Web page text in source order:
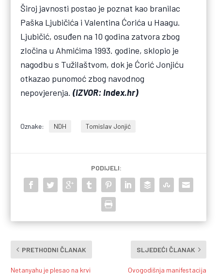
Široj javnosti postao je poznat kao branilac
Paška Ljubičića i Valentina Ćorića u Haagu.
Ljubičić, osuđen na 10 godina zatvora zbog
zločina u Ahmićima 1993. godine, sklopio je
nagodbu s Tužilaštvom, dok je Ćorić Jonjiću
otkazao punomoć zbog navodnog
nepovjerenja.(IZVOR: Index.hr)
Oznake: NDH Tomislav Jonjić
PODIJELI:
PRETHODNI ČLANAK
Netanyahu je plesao na krvi
SLJEDEĆI ČLANAK
Ovogodišnja manifestacija